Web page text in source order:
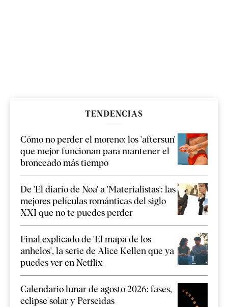
TENDENCIAS
Cómo no perder el moreno: los 'aftersun'
que mejor funcionan para mantener el
bronceado más tiempo
De 'El diario de Noa' a 'Materialistas': las
mejores películas románticas del siglo
XXI que no te puedes perder
Final explicado de 'El mapa de los
anhelos', la serie de Alice Kellen que ya
puedes ver en Netflix
Calendario lunar de agosto 2026: fases,
eclipse solar y Perseidas